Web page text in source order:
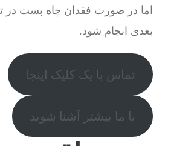
اما در صورت فقدان چاه بست در
بعدی انجام شود.
تماس با یک کلیک اینجا
با ما بیشتر آشنا شوید